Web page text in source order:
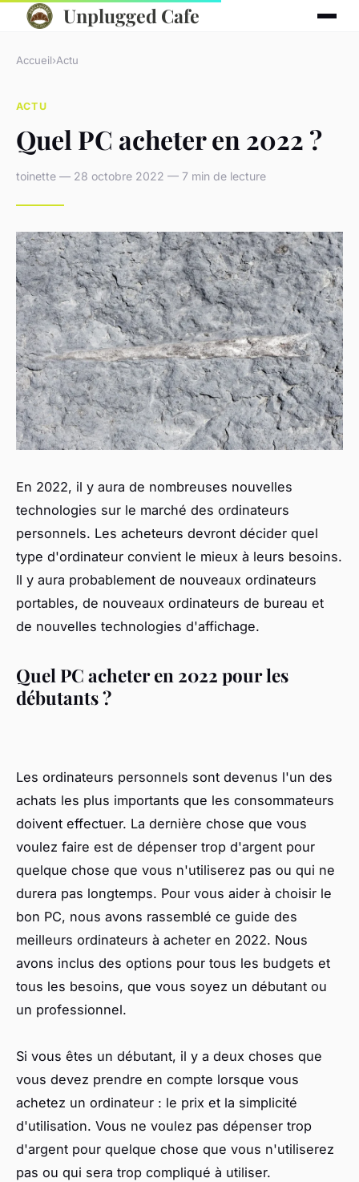
Unplugged Cafe
Accueil›Actu
ACTU
Quel PC acheter en 2022 ?
toinette — 28 octobre 2022 — 7 min de lecture
En 2022, il y aura de nombreuses nouvelles
technologies sur le marché des ordinateurs
personnels. Les acheteurs devront décider quel
type d'ordinateur convient le mieux à leurs besoins.
Il y aura probablement de nouveaux ordinateurs
portables, de nouveaux ordinateurs de bureau et
de nouvelles technologies d'affichage.
Quel PC acheter en 2022 pour les
débutants ?
Les ordinateurs personnels sont devenus l'un des
achats les plus importants que les consommateurs
doivent effectuer. La dernière chose que vous
voulez faire est de dépenser trop d'argent pour
quelque chose que vous n'utiliserez pas ou qui ne
durera pas longtemps. Pour vous aider à choisir le
bon PC, nous avons rassemblé ce guide des
meilleurs ordinateurs à acheter en 2022. Nous
avons inclus des options pour tous les budgets et
tous les besoins, que vous soyez un débutant ou
un professionnel.
Si vous êtes un débutant, il y a deux choses que
vous devez prendre en compte lorsque vous
achetez un ordinateur : le prix et la simplicité
d'utilisation. Vous ne voulez pas dépenser trop
d'argent pour quelque chose que vous n'utiliserez
pas ou qui sera trop compliqué à utiliser.